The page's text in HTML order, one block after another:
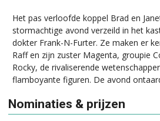
Het pas verloofde koppel Brad en
stormachtige avond verzeild in het
dokter Frank-N-Furter. Ze maken er
Raff en zijn zuster Magenta, groupie
Rocky, de rivaliserende
flamboyante figuren. De avond
Nominaties & prijzen